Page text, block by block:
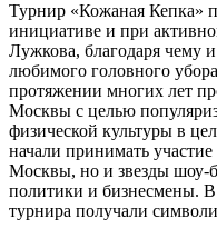
Турнир «Кожаная Кепка»
инициативе и при
Лужкова, благодаря чему
любимого головного
протяжении многих лет
Москвы с целью
физической культуры в
начали принимать
Москвы, но и звезды шоу-
политики и бизнесмены. В
турнира получали